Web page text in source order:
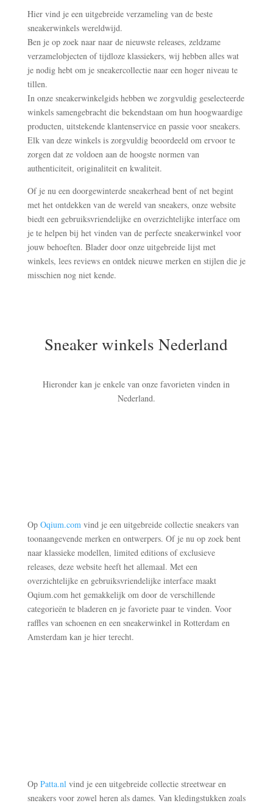
Hier vind je een uitgebreide verzameling van de beste
sneakerwinkels wereldwijd.
Ben je op zoek naar naar de nieuwste releases, zeldzame
verzamelobjecten of tijdloze klassiekers, wij hebben alles wat
je nodig hebt om je sneakercollectie naar een hoger niveau te
tillen.
In onze sneakerwinkelgids hebben we zorgvuldig geselecteerde
winkels samengebracht die bekendstaan om hun hoogwaardige
producten, uitstekende klantenservice en passie voor sneakers.
Elk van deze winkels is zorgvuldig beoordeeld om ervoor te
zorgen dat ze voldoen aan de hoogste normen van
authenticiteit, originaliteit en kwaliteit.
Of je nu een doorgewinterde sneakerhead bent of net begint
met het ontdekken van de wereld van sneakers, onze website
biedt een gebruiksvriendelijke en overzichtelijke interface om
je te helpen bij het vinden van de perfecte sneakerwinkel voor
jouw behoeften. Blader door onze uitgebreide lijst met
winkels, lees reviews en ontdek nieuwe merken en stijlen die je
misschien nog niet kende.
Sneaker winkels Nederland
Hieronder kan je enkele van onze favorieten vinden in
Nederland.
Op Oqium.com vind je een uitgebreide collectie sneakers van
toonaangevende merken en ontwerpers. Of je nu op zoek bent
naar klassieke modellen, limited editions of exclusieve
releases, deze website heeft het allemaal. Met een
overzichtelijke en gebruiksvriendelijke interface maakt
Oqium.com het gemakkelijk om door de verschillende
categorieën te bladeren en je favoriete paar te vinden. Voor
raffles van schoenen en een sneakerwinkel in Rotterdam en
Amsterdam kan je hier terecht.
Op Patta.nl vind je een uitgebreide collectie streetwear en
sneakers voor zowel heren als dames. Van kledingstukken zoals